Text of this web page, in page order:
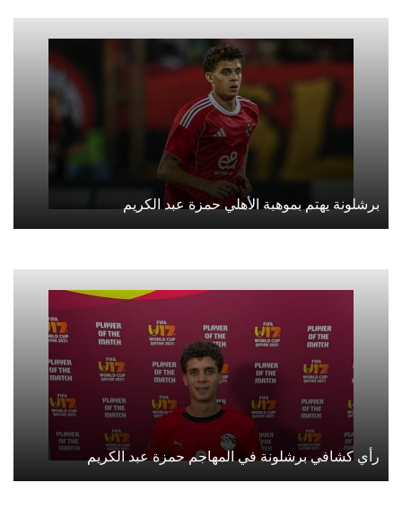
برشلونة يهتم بموهبة الأهلي حمزة عبد الكريم
رأي كشافي برشلونة في المهاجم حمزة عبد الكريم